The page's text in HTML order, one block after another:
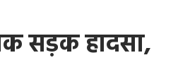
सड़क हादसा,